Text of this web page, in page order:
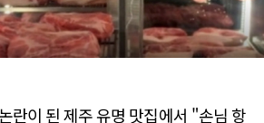
란이 된 제주 유명 맛집에서 "손님 항